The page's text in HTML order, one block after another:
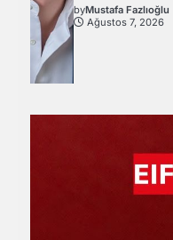
byMustafa Fazlıoğlu
Ağustos 7, 2026